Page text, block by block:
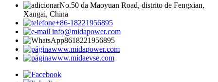
No.50 da Maoyuan Road, distrito de Fengxian,
Xangai, China
+86-18221956895
info@midapower.com
8618221956895
www.midapower.com
www.midaevse.com